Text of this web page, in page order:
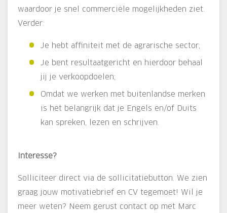
waardoor je snel commerciële mogelijkheden ziet.
Verder:
Je hebt affiniteit met de agrarische sector;
Je bent resultaatgericht en hierdoor behaal
jij je verkoopdoelen;
Omdat we werken met buitenlandse merken
is het belangrijk dat je Engels en/of Duits
kan spreken, lezen en schrijven.
Interesse?
Solliciteer direct via de sollicitatiebutton. We zien
graag jouw motivatiebrief en CV tegemoet! Wil je
meer weten? Neem gerust contact op met Marc